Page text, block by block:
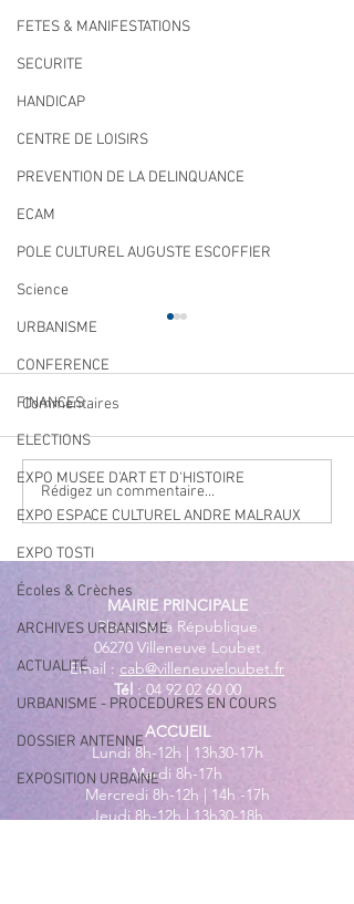
FETES & MANIFESTATIONS
SECURITE
HANDICAP
CENTRE DE LOISIRS
PREVENTION DE LA DELINQUANCE
ECAM
POLE CULTUREL AUGUSTE ESCOFFIER
Science
URBANISME
CONFERENCE
FINANCES
ELECTIONS
EXPO MUSEE D'ART ET D'HISTOIRE
EXPO ESPACE CULTUREL ANDRE MALRAUX
EXPO TOSTI
Écoles & Crèches
ARCHIVES URBANISME
ACTUALITÉ
URBANISME - PROCEDURES EN COURS
DOSSIER ANTENNE
EXPOSITION URBAINE
Navettes estivales Envibus
gratuites
Commentaires
Rédigez un commentaire...
MAIRIE PRINCIPALE
Place de la République
06270 Villeneuve Loubet
Email : cab@villeneuveloubet.fr
Tél : 04 92 02 60 00
ACCUEIL
Lundi 8h-12h | 13h30-17h
Mardi 8h-17h
Mercredi 8h-12h | 14h -17h
Jeudi 8h-12h | 13h30-18h